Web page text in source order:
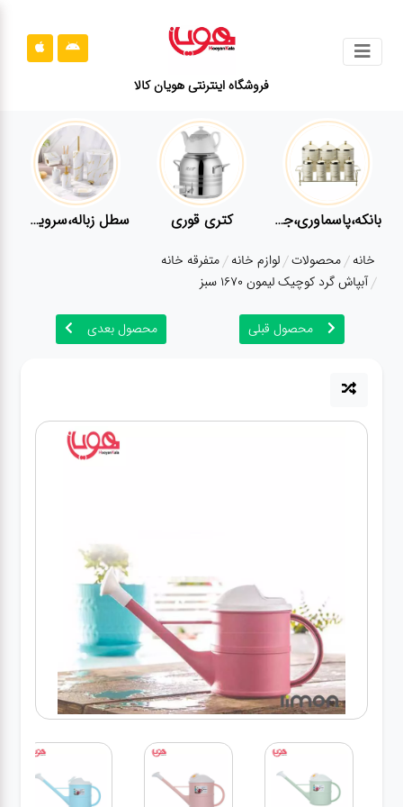
فروشگاه اینترنتی هویان کالا
محصولات
قوانین
سایت
ارتباط
باما
درباره
قاشق و چنگال
لوازم خانه
لوازم پلاسکو
لوازم متفرقه
بانکه،پاسماوری،جا ادویه کتری قوری سطل زباله،سرویس بهداشتی،حمام
خانه محصولات لوازم خانه متفرقه خانه
آبپاش گرد کوچیک لیمون 1670 سبز
محصول قبلی محصول بعدی